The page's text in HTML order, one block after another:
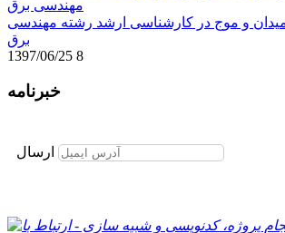
میدان و موج در کارشناسی ارشد رشته مهندسی
برق
1397/06/25 8
خبرنامه
ارسال